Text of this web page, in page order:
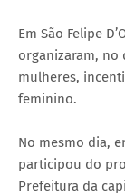
Em São Felipe
organizaram, no
mulheres,
feminino.
No mesmo dia,
participou do
Prefeitura da